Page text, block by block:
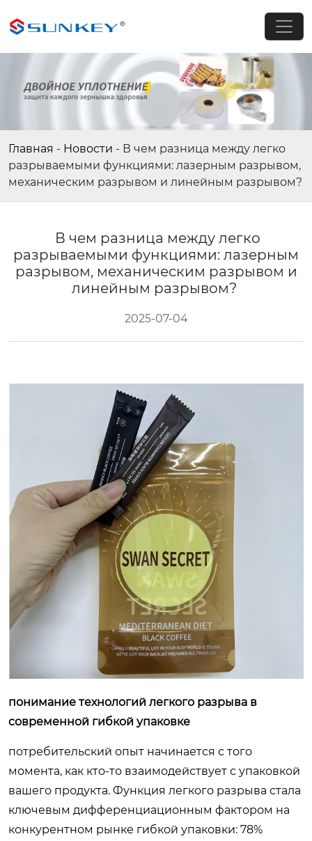
Главная - Новости - В чем разница между легко
разрываемыми функциями: лазерным разрывом,
механическим разрывом и линейным разрывом?
В чем разница между легко
разрываемыми функциями: лазерным
разрывом, механическим разрывом и
линейным разрывом?
2025-07-04
понимание технологий легкого разрыва в
современной гибкой упаковке
потребительский опыт начинается с того
момента, как кто-то взаимодействует с упаковкой
вашего продукта. Функция легкого разрыва стала
ключевым дифференциационным фактором на
конкурентном рынке гибкой упаковки: 78%